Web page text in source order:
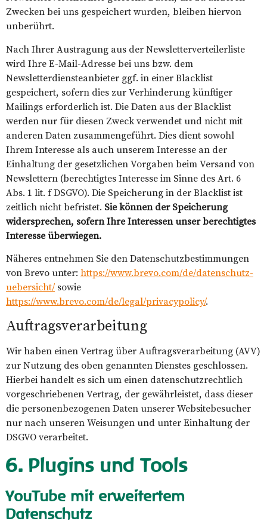
Zwecken bei uns gespeichert wurden, bleiben hiervon
unberührt.
Nach Ihrer Austragung aus der Newsletterverteilerliste
wird Ihre E-Mail-Adresse bei uns bzw. dem
Newsletterdiensteanbieter ggf. in einer Blacklist
gespeichert, sofern dies zur Verhinderung künftiger
Mailings erforderlich ist. Die Daten aus der Blacklist
werden nur für diesen Zweck verwendet und nicht mit
anderen Daten zusammengeführt. Dies dient sowohl
Ihrem Interesse als auch unserem Interesse an der
Einhaltung der gesetzlichen Vorgaben beim Versand von
Newslettern (berechtigtes Interesse im Sinne des Art. 6
Abs. 1 lit. f DSGVO). Die Speicherung in der Blacklist ist
zeitlich nicht befristet. Sie können der Speicherung
widersprechen, sofern Ihre Interessen unser berechtigtes
Interesse überwiegen.
Näheres entnehmen Sie den Datenschutzbestimmungen
von Brevo unter: https://www.brevo.com/de/datenschutz-
uebersicht/sowie
https://www.brevo.com/de/legal/privacypolicy/.
Auftragsverarbeitung
Wir haben einen Vertrag über Auftragsverarbeitung (AVV)
zur Nutzung des oben genannten Dienstes geschlossen.
Hierbei handelt es sich um einen datenschutzrechtlich
vorgeschriebenen Vertrag, der gewährleistet, dass dieser
die personenbezogenen Daten unserer Websitebesucher
nur nach unseren Weisungen und unter Einhaltung der
DSGVO verarbeitet.
6. Plugins und Tools
YouTube mit erweitertem
Datenschutz